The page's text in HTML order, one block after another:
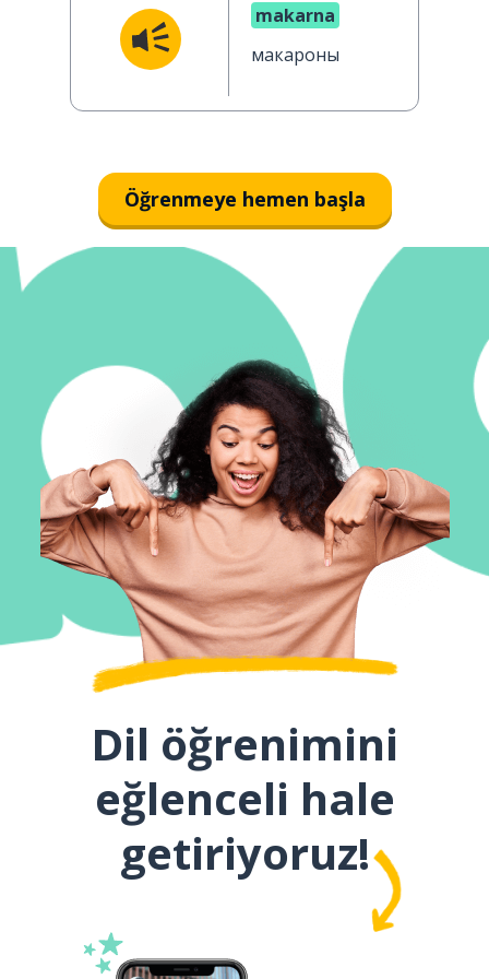
makarna
макароны
Öğrenmeye hemen başla
Dil öğrenimini
eğlenceli hale
getiriyoruz!